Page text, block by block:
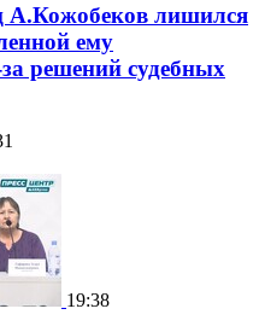
А.Кожобеков лишился
ему
решений судебных
19:38